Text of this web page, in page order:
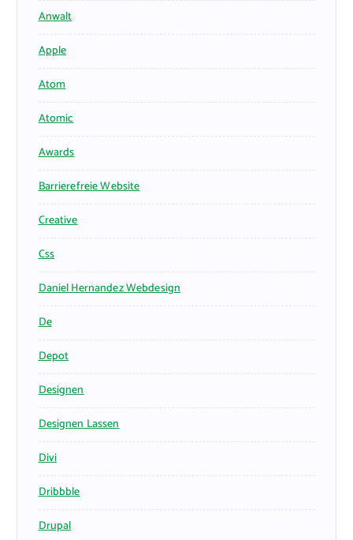
Anwalt
Apple
Atom
Atomic
Awards
Barrierefreie Website
Creative
Css
Daniel Hernandez Webdesign
De
Depot
Designen
Designen Lassen
Divi
Dribbble
Drupal